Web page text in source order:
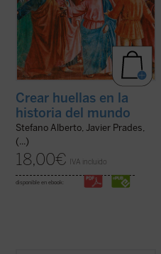
Crear huellas en la
historia del mundo
Stefano Alberto, Javier Prades,
(...)
18,00€ IVA incluido
disponible en ebook: